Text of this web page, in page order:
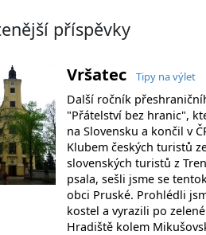
příspěvky
Vršatec Tipy na výlet
Další ročník
"Přátelství bez hranic",
na Slovensku a končil v
Klubem českých turistů
slovenských turistů z
psala, sešli jsme se
obci Pruské. Prohlédli
kostel a vyrazili po
Hradiště kolem